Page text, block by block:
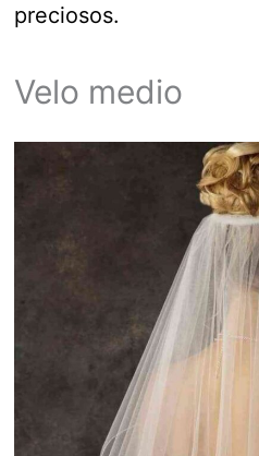
preciosos.
Velo medio